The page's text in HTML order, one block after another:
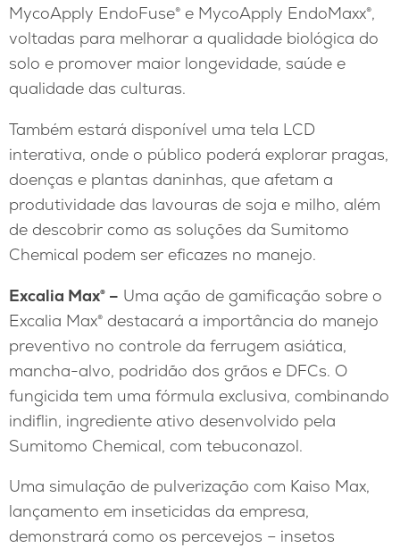
MycoApply EndoFuse® e MycoApply EndoMaxx®,
voltadas para melhorar a qualidade biológica do
solo e promover maior longevidade, saúde e
qualidade das culturas.
Também estará disponível uma tela LCD
interativa, onde o público poderá explorar pragas,
doenças e plantas daninhas, que afetam a
produtividade das lavouras de soja e milho, além
de descobrir como as soluções da Sumitomo
Chemical podem ser eficazes no manejo.
Excalia Max® – Uma ação de gamificação sobre o
Excalia Max® destacará a importância do manejo
preventivo no controle da ferrugem asiática,
mancha-alvo, podridão dos grãos e DFCs. O
fungicida tem uma fórmula exclusiva, combinando
indiflin, ingrediente ativo desenvolvido pela
Sumitomo Chemical, com tebuconazol.
Uma simulação de pulverização com Kaiso Max,
lançamento em inseticidas da empresa,
demonstrará como os percevejos – insetos